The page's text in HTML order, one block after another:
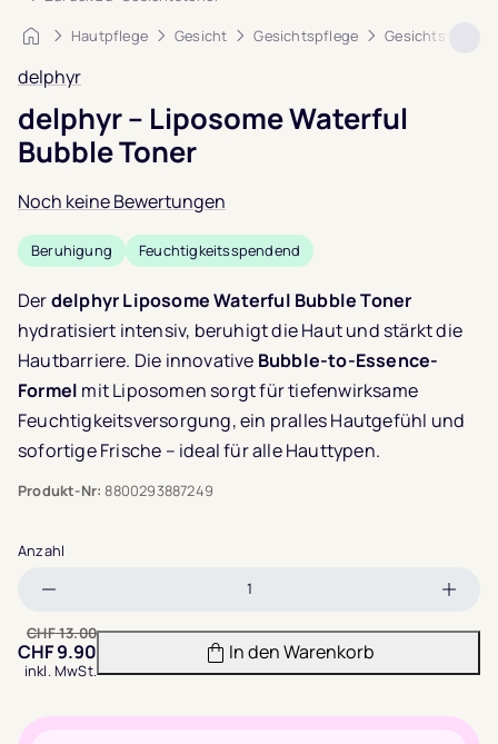
Startseite
Hautpflege Gesicht Gesichtspflege Gesichtstoner
delphyr
delphyr – Liposome Waterful
Bubble Toner
Noch keine Bewertungen
Beruhigung Feuchtigkeitsspendend
Derdelphyr Liposome Waterful Bubble Toner
hydratisiert intensiv, beruhigt die Haut und stärkt die
Hautbarriere. Die innovative Bubble-to-Essence-
Formel mit Liposomen sorgt für tiefenwirksame
Feuchtigkeitsversorgung, ein pralles Hautgefühl und
sofortige Frische – ideal für alle Hauttypen.
Produkt-Nr: 8800293887249
Anzahl
verringern
CHF13.00
CHF9.90
inkl. MwSt.
In den Warenkorb